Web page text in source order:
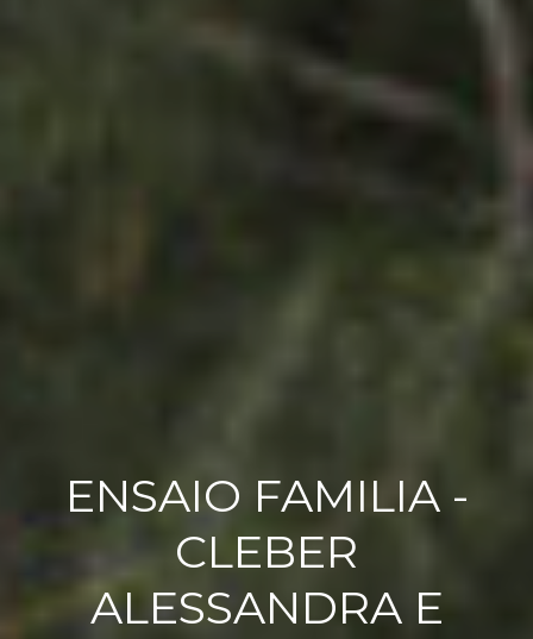
ENSAIO FAMILIA -
CLEBER
ALESSANDRA E